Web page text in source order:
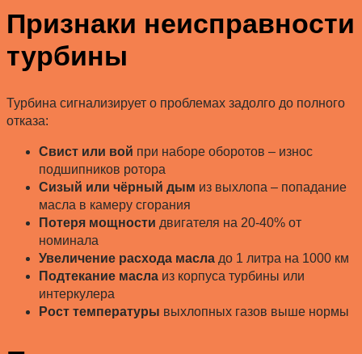
Признаки неисправности
турбины
Турбина сигнализирует о проблемах задолго до полного
отказа:
Свист или вой при наборе оборотов – износ
подшипников ротора
Сизый или чёрный дым из выхлопа – попадание
масла в камеру сгорания
Потеря мощности двигателя на 20-40% от
номинала
Увеличение расхода масла до 1 литра на 1000 км
Подтекание масла из корпуса турбины или
интеркулера
Рост температуры выхлопных газов выше нормы